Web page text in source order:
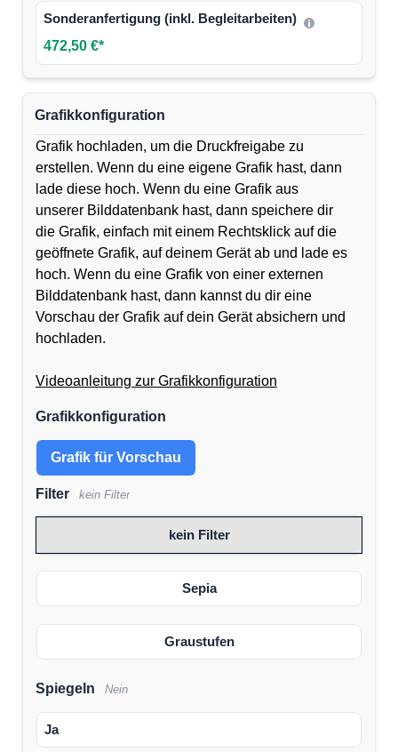
Sonderanfertigung (inkl. Begleitarbeiten)
472,50 €*
Grafikkonfiguration
Grafik hochladen, um die Druckfreigabe zu
erstellen. Wenn du eine eigene Grafik hast, dann
lade diese hoch. Wenn du eine Grafik aus
unserer Bilddatenbank hast, dann speichere dir
die Grafik, einfach mit einem Rechtsklick auf die
geöffnete Grafik, auf deinem Gerät ab und lade es
hoch. Wenn du eine Grafik von einer externen
Bilddatenbank hast, dann kannst du dir eine
Vorschau der Grafik auf dein Gerät absichern und
hochladen.
Videoanleitung zur Grafikkonfiguration
Grafikkonfiguration
Grafik für Vorschau
Filter kein Filter
kein Filter
Sepia
Graustufen
Spiegeln Nein
Ja